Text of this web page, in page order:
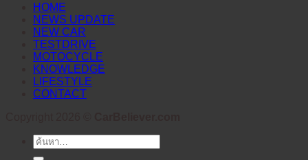
HOME
NEWS UPDATE
NEW CAR
TESTDRIVE
MOTOCYCLE
KNOWLEDGE
LIFESTYLE
CONTACT
ค้นหา: